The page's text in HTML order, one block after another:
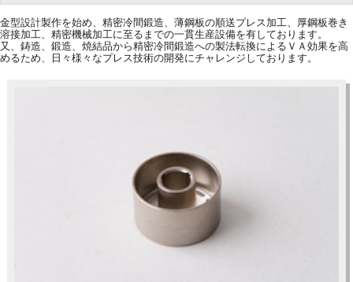
金型設計製作を始め、精密冷間鍛造、薄鋼板の順送プレス加工、厚鋼板巻き
溶接加工、精密機械加工に至るまでの一貫生産設備を有しております。
又、鋳造、鍛造、焼結品から精密冷間鍛造への製法転換によるＶＡ効果を高
めるため、日々様々なプレス技術の開発にチャレンジしております。